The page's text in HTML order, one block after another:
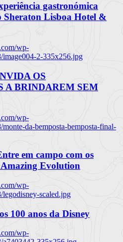
gastronómica
Sheraton Lisboa Hotel &
wp-
image004-2-335x256.jpg
OS
A BRINDAREM SEM
wp-
da-bemposta-bemposta-final-
em campo com os
Amazing Evolution
wp-
legodisney-scaled.jpg
100 anos da Disney
wp-